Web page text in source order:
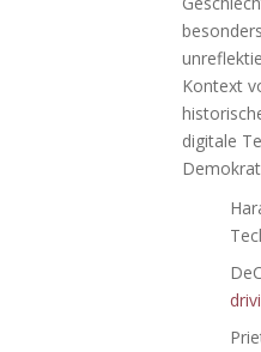
Kontext
digitale